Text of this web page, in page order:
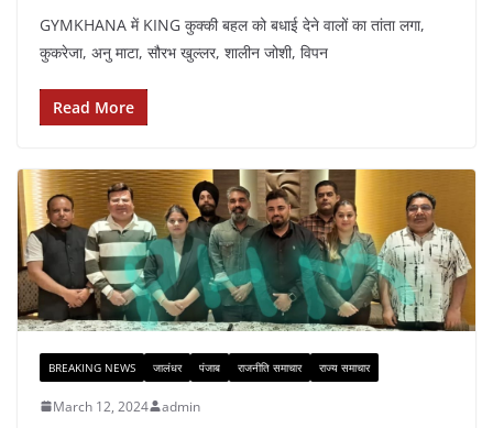
GYMKHANA में KING कुक्की बहल को बधाई देने वालों का तांता लगा,
कुकरेजा, अनु माटा, सौरभ खुल्लर, शालीन जोशी, विपन
Read More
BREAKING NEWS जालंधर पंजाब राजनीति समाचार राज्य समाचार
March 12, 2024 admin